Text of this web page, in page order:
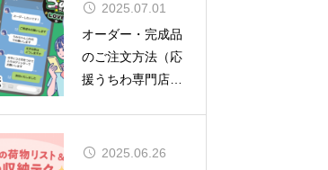
2025.07.01
オーダー・完成品
のご注文方法（応
援うちわ専門店
2025.06.26